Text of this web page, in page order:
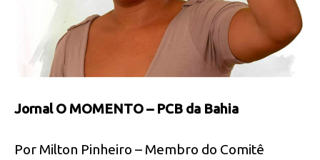
Jornal O MOMENTO – PCB da Bahia
Por Milton Pinheiro – Membro do Comitê